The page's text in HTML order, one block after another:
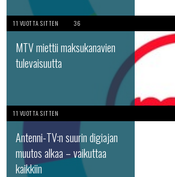
11 VUOTTA SITTEN 36
MTV miettii maksukanavien
tulevaisuutta
11 VUOTTA SITTEN
Antenni-TV:n suurin digiajan
muutos alkaa – vaikuttaa
kaikkiin